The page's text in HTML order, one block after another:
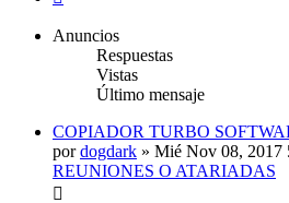
Anuncios
Respuestas
Vistas
Último mensaje
COPIADOR TURBO
pordogdark » Mié Nov 08, 2017
REUNIONES O ATARIADAS